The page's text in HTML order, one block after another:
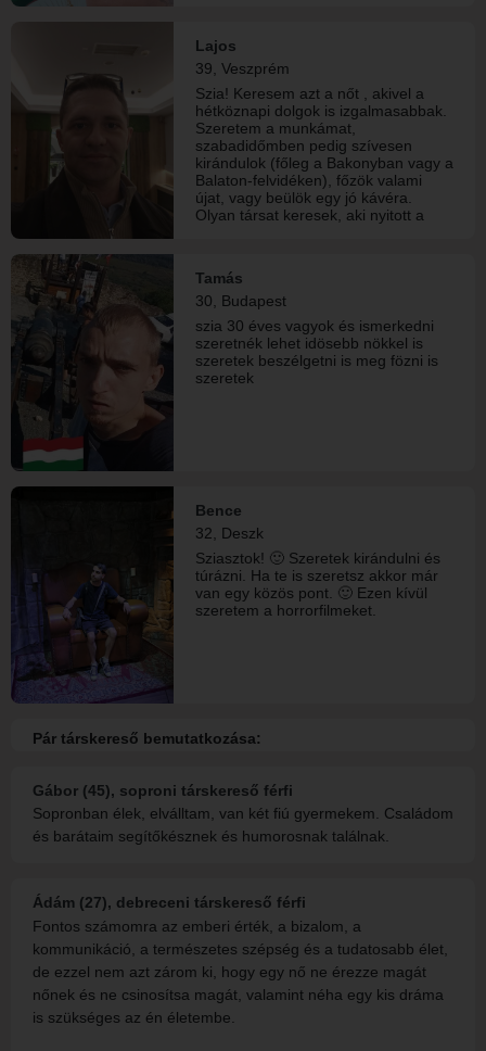
Lajos
39, Veszprém
Szia! Keresem azt a nőt , akivel a
hétköznapi dolgok is izgalmasabbak.
Szeretem a munkámat,
szabadidőmben pedig szívesen
kirándulok (főleg a Bakonyban vagy a
Balaton-felvidéken), főzök valami
újat, vagy beülök egy jó kávéra.
Olyan társat keresek, aki nyitott a
találkozó többet ér ezer üzenetnél, írj
bátran!”
Tamás
30, Budapest
szia 30 éves vagyok és ismerkedni
szeretnék lehet idösebb nökkel is
szeretek beszélgetni is meg fözni is
szeretek
Bence
32, Deszk
Sziasztok! 🙂 Szeretek kirándulni és
túrázni. Ha te is szeretsz akkor már
van egy közös pont. 🙂 Ezen kívül
szeretem a horrorfilmeket.
Pár társkereső bemutatkozása:
Gábor (45), soproni társkereső férfi
Sopronban élek, elválltam, van két fiú gyermekem. Családom
és barátaim segítőkésznek és humorosnak találnak.
Ádám (27), debreceni társkereső férfi
Fontos számomra az emberi érték, a bizalom, a
kommunikáció, a természetes szépség és a tudatosabb élet,
de ezzel nem azt zárom ki, hogy egy nő ne érezze magát
nőnek és ne csinosítsa magát, valamint néha egy kis dráma
is szükséges az én életembe.